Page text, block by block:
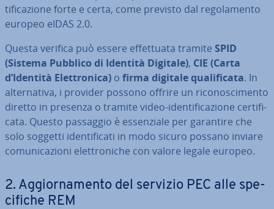
ti­fi­ca­zio­ne forte e certa, come previsto dal re­go­la­men­to
europeo eIDAS 2.0.
Questa verifica può essere ef­fet­tua­ta tramite SPID
(Sistema Pubblico di Identità Digitale), CIE (Carta
d’Identità Elet­tro­ni­ca) o firma digitale qua­li­fi­ca­ta. In
al­ter­na­ti­va, i provider possono offrire un ri­co­no­sci­men­to
diretto in presenza o tramite video-iden­ti­fi­ca­zio­ne cer­ti­fi­
ca­ta. Questo passaggio è es­sen­zia­le per garantire che
solo soggetti iden­ti­fi­ca­ti in modo sicuro possano inviare
co­mu­ni­ca­zio­ni elet­tro­ni­che con valore legale europeo.
2. Ag­gior­na­men­to del servizio PEC alle spe­
ci­fi­che REM